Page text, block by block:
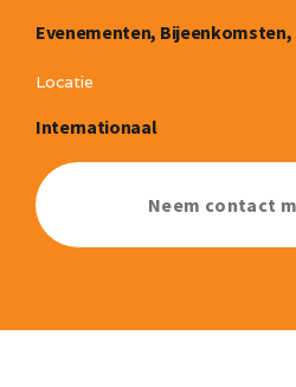
Evenementen,
Locatie
Internationaal
Neem contact